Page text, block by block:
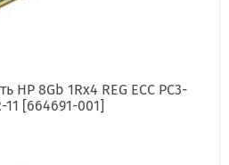
HP 8Gb 1Rx4 REG ECC PC3-
11 [664691-001]